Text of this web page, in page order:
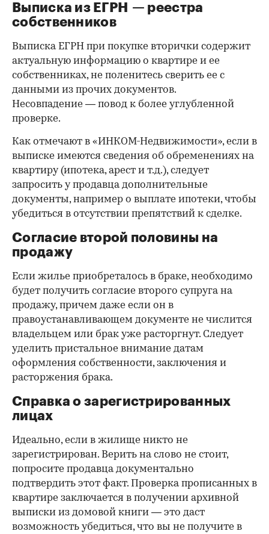
Выписка из ЕГРН — реестра
собственников
Выписка ЕГРН при покупке вторички содержит
актуальную информацию о квартире и ее
собственниках, не поленитесь сверить ее с
данными из прочих документов.
Несовпадение — повод к более углубленной
проверке.
Как отмечают в «ИНКОМ-Недвижимости», если в
выписке имеются сведения об обременениях на
квартиру (ипотека, арест и т.д.), следует
запросить у продавца дополнительные
документы, например о выплате ипотеки, чтобы
убедиться в отсутствии препятствий к сделке.
Согласие второй половины на
продажу
Если жилье приобреталось в браке, необходимо
будет получить согласие второго супруга на
продажу, причем даже если он в
правоустанавливающем документе не числится
владельцем или брак уже расторгнут. Следует
уделить пристальное внимание датам
оформления собственности, заключения и
расторжения брака.
Справка о зарегистрированных
лицах
Идеально, если в жилище никто не
зарегистрирован. Верить на слово не стоит,
попросите продавца документально
подтвердить этот факт. Проверка прописанных в
квартире заключается в получении архивной
выписки из домовой книги — это даст
возможность убедиться, что вы не получите в